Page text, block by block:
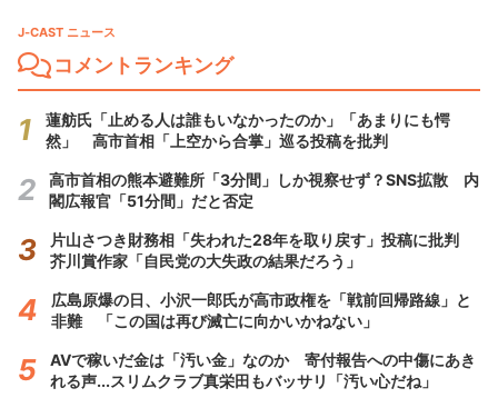
J-CAST ニュース
コメントランキング
蓮舫氏「止める人は誰もいなかったのか」「あまりにも愕
然」 高市首相「上空から合掌」巡る投稿を批判
高市首相の熊本避難所「3分間」しか視察せず？SNS拡散 内
閣広報官「51分間」だと否定
片山さつき財務相「失われた28年を取り戻す」投稿に批判
芥川賞作家「自民党の大失政の結果だろう」
広島原爆の日、小沢一郎氏が高市政権を「戦前回帰路線」と
非難 「この国は再び滅亡に向かいかねない」
AVで稼いだ金は「汚い金」なのか 寄付報告への中傷にあき
れる声...スリムクラブ真栄田もバッサリ「汚い心だね」